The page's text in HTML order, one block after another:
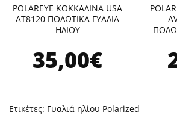
POLAREYE ΚΟΚΚΑΛΙΝΑ USA
ΑΤ8120 ΠΟΛΩΤΙΚΑ ΓΥΑΛΙΑ
ΗΛΙΟΥ
35,00€
Ετικέτες: Γυαλιά ηλίου Polarized